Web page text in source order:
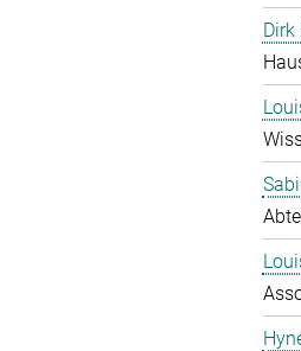
Dirk